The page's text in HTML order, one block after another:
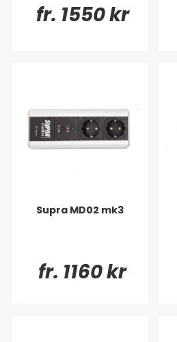
fr. 1550 kr
Supra MD02 mk3
fr. 1160 kr